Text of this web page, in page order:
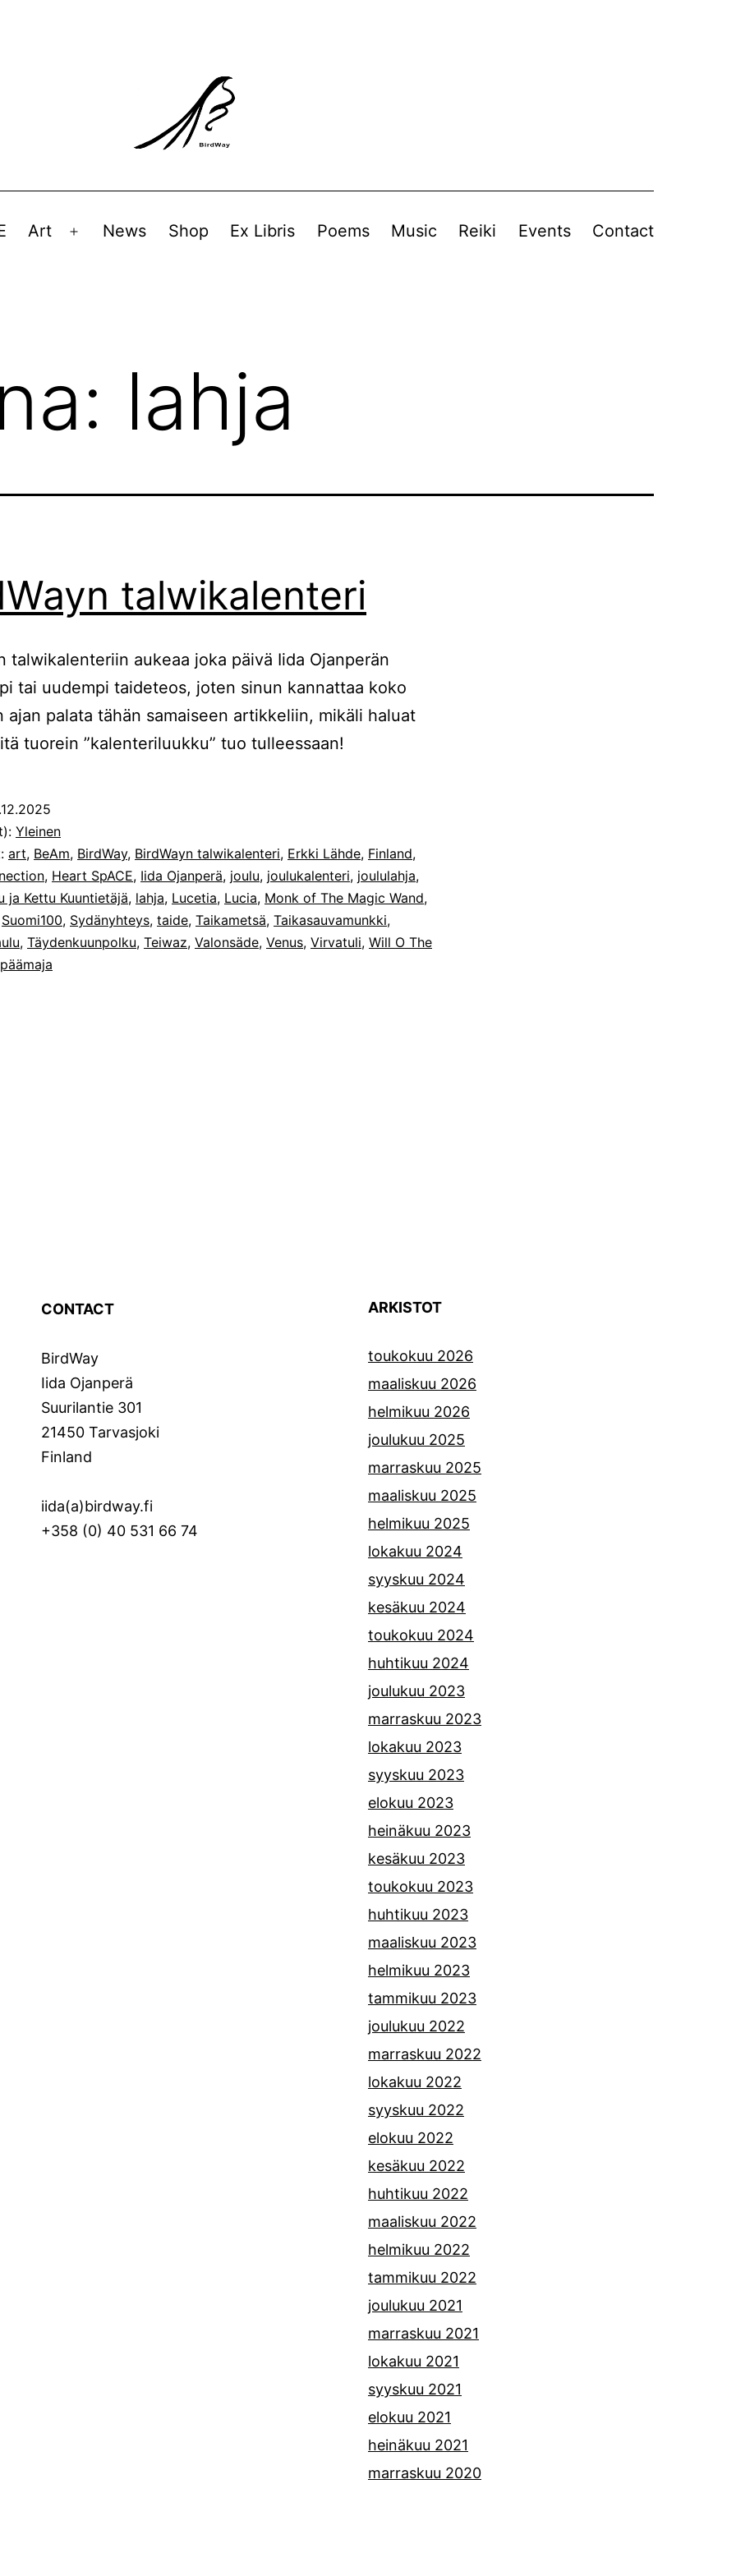
Art
Avaa
News Shop Ex Libris Poems Music Reiki Events Contact
lahja
talwikalenteri
talwikalenteriin aukeaa joka päivä Iida Ojanperän
tai uudempi taideteos, joten sinun kannattaa koko
ajan palata tähän samaiseen artikkeliin, mikäli haluat
tuorein ”kalenteriluukku” tuo tulleessaan!
Yleinen
art, BeAm, BirdWay, BirdWayn talwikalenteri, Erkki Lähde, Finland,
, Heart SpACE, Iida Ojanperä, joulu, joulukalenteri, joululahja,
ja Kettu Kuuntietäjä, lahja, Lucetia, Lucia, Monk of The Magic Wand,
Suomi100, Sydänyhteys, taide, Taikametsä, Taikasauvamunkki,
, Täydenkuunpolku, Teiwaz, Valonsäde, Venus, Virvatuli, Will O The
CONTACT
BirdWay
Iida Ojanperä
Suurilantie 301
21450 Tarvasjoki
Finland
iida(a)birdway.fi
+358 (0) 40 531 66 74
ARKISTOT
toukokuu 2026
maaliskuu 2026
helmikuu 2026
joulukuu 2025
marraskuu 2025
maaliskuu 2025
helmikuu 2025
lokakuu 2024
syyskuu 2024
kesäkuu 2024
toukokuu 2024
huhtikuu 2024
joulukuu 2023
marraskuu 2023
lokakuu 2023
syyskuu 2023
elokuu 2023
heinäkuu 2023
kesäkuu 2023
toukokuu 2023
huhtikuu 2023
maaliskuu 2023
helmikuu 2023
tammikuu 2023
joulukuu 2022
marraskuu 2022
lokakuu 2022
syyskuu 2022
elokuu 2022
kesäkuu 2022
huhtikuu 2022
maaliskuu 2022
helmikuu 2022
tammikuu 2022
joulukuu 2021
marraskuu 2021
lokakuu 2021
syyskuu 2021
elokuu 2021
heinäkuu 2021
marraskuu 2020